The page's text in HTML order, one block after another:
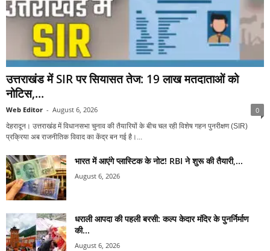
उत्तराखंड में SIR पर सियासत तेज: 19 लाख मतदाताओं को
नोटिस,...
Web Editor - August 6, 2026 0
देहरादून। उत्तराखंड में विधानसभा चुनाव की तैयारियों के बीच चल रही विशेष गहन पुनरीक्षण (SIR)
प्रक्रिया अब राजनीतिक विवाद का केंद्र बन गई है।...
भारत में आएंगे प्लास्टिक के नोट! RBI ने शुरू की तैयारी,...
August 6, 2026
धराली आपदा की पहली बरसी: कल्प केदार मंदिर के पुनर्निर्माण
की...
August 6, 2026